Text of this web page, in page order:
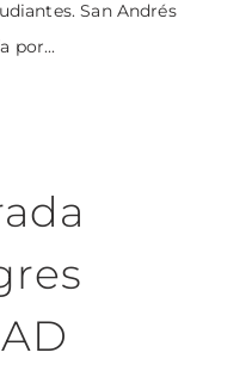
San Andrés
por...